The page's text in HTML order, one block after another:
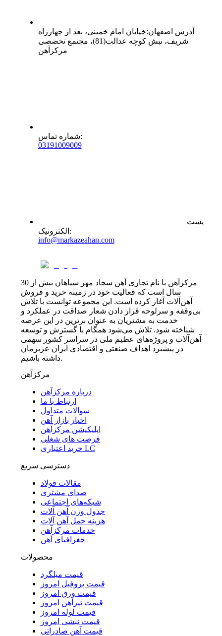
آدرس اصفهان:خیابان امام خمینی، بعد از چهارراه
شریف، نبش کوچه عدالت(81)، مجتمع تخصصی
مرکزآهن
شماره تماس:
03191009009
پست
الکترونیک :
info@markazeahan.com
مرکزآهن با نام تجاری آهن سجاد مهر سپاهان بیش از 30
سال است که فعالیت خود در زمینه خرید و فروش
آهن‌آلات آغاز کرده است. این مجموعه توانست با تلاش
بی‌وقفه و سرلوحه قرار دادن شعار صداقت در عملکرد و
خدمت به مشتریان به عنوان برترین در این عرصه
شناخته شود. تلاش می‌شود همگام با گسترش و توسعه
آهن‌آلات و پروژه‌های عظیم ملی در سراسر کشور سهمی
در پیشبرد اهداف صنعتی و اقتصادی ایران عزیزمان
داشته باشیم.
مرکزآهن
درباره مرکزآهن
ارتباط با ما
سوالات متداول
اخبار بازار آهن
اپلیکیشن مرکزآهن
فرصت های شغلی
خرید اعتباری LC
دسترسی سریع
مقالات فولاد
صدای مشتری
شبکه‌های اجتماعی
جدول وزن آهن آلات
هزینه حمل آهن آلات
خدمات مرکزآهن
جغرافیای آهن
محصولات
قیمت میلگرد
قیمت پروفیل امروز
قیمت ورق امروز
قیمت تیرآهن امروز
قیمت لوله امروز
قیمت نبشی امروز
قیمت آهن صادراتی